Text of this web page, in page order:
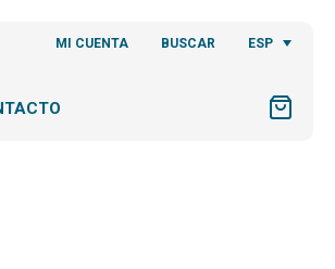
MI CUENTA BUSCAR ESP